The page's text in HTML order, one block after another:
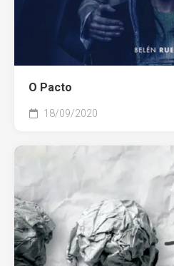
O Pacto
18/09/2020